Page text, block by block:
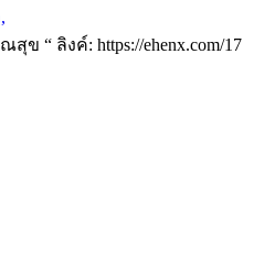
“ ลิงค์: https://ehenx.com/17